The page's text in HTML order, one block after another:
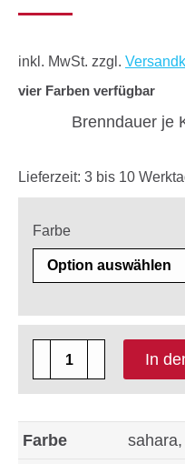
inkl. MwSt. zzgl.
vier Farben verfügbar
Brenndauer je
Lieferzeit: 3 bis 10
Farbe
x
Serie
In
Farbe